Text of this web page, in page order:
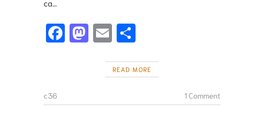
ca…
Fa
o
M
d
E
ai ar
READ MORE
c36 1 Comment